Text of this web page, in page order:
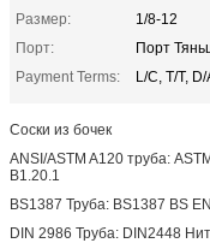
Размер:
1/8-12
Порт:
Порт
Payment Terms:
L/C, T/T,
Соски из бочек
ANSI/ASTM A120 труба:
B1.20.1
BS1387 Труба: BS1387 BS
DIN 2986 Труба: DIN2448